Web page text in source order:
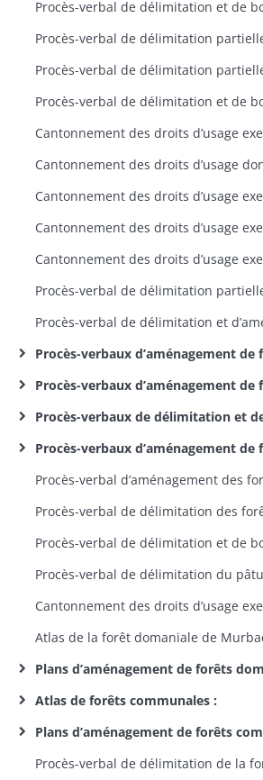
Procès-verbaux d’aménagement
Procès-verbaux d’aménagement de forêts
Procès-verbaux de délimitation et de
Procès-verbaux d’aménagement
Atlas de la forêt domaniale de
Plans d’aménagement de forêts
Atlas de forêts communales :
Plans d’aménagement de forêts